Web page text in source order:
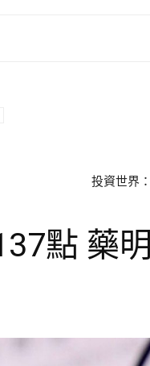
投資世界
點 藥